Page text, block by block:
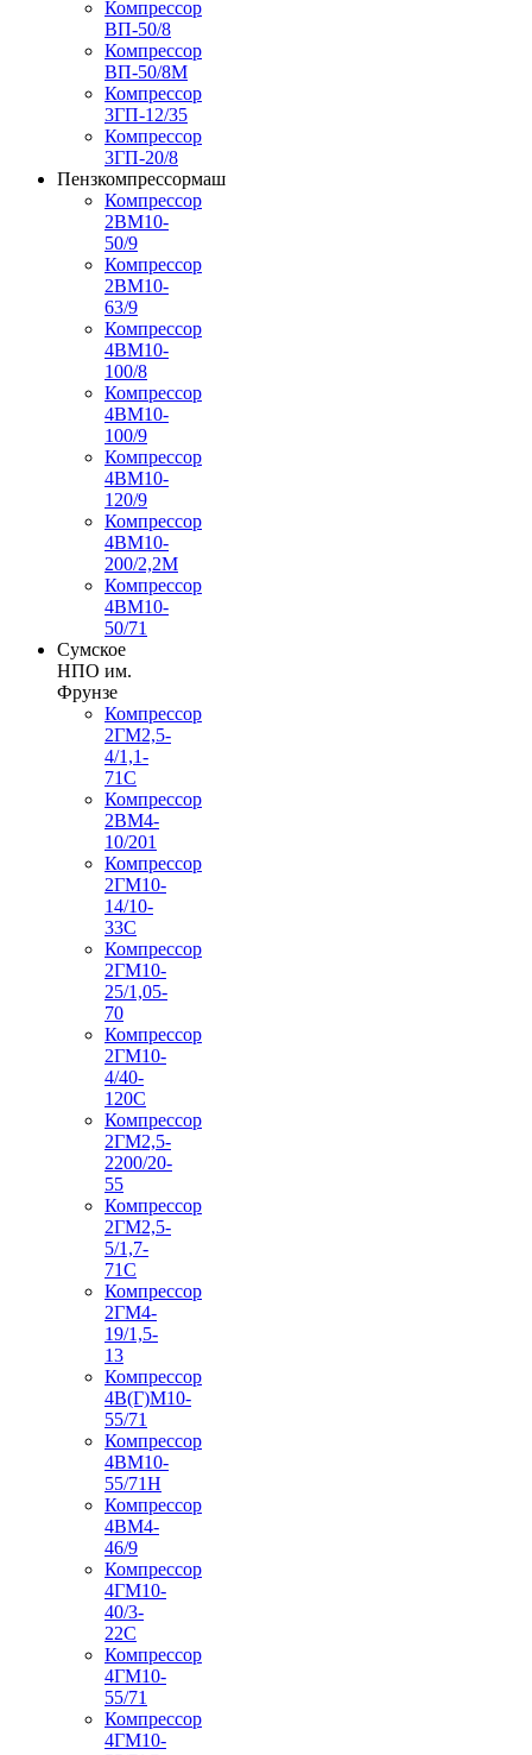
Компрессор
ВП-50/8
Компрессор
ВП-50/8М
Компрессор
3ГП-12/35
Компрессор
3ГП-20/8
Пензкомпрессормаш
Компрессор
2ВМ10-
50/9
Компрессор
2ВМ10-
63/9
Компрессор
4ВМ10-
100/8
Компрессор
4ВМ10-
100/9
Компрессор
4ВМ10-
120/9
Компрессор
4ВМ10-
200/2,2М
Компрессор
4ВМ10-
50/71
Сумское
НПО им.
Фрунзе
Компрессор
2ГМ2,5-
4/1,1-
71С
Компрессор
2ВМ4-
10/201
Компрессор
2ГМ10-
14/10-
33С
Компрессор
2ГМ10-
25/1,05-
70
Компрессор
2ГМ10-
4/40-
120С
Компрессор
2ГМ2,5-
2200/20-
55
Компрессор
2ГМ2,5-
5/1,7-
71С
Компрессор
2ГМ4-
19/1,5-
13
Компрессор
4В(Г)М10-
55/71
Компрессор
4ВМ10-
55/71Н
Компрессор
4ВМ4-
46/9
Компрессор
4ГМ10-
40/3-
22С
Компрессор
4ГМ10-
55/71
Компрессор
4ГМ10-